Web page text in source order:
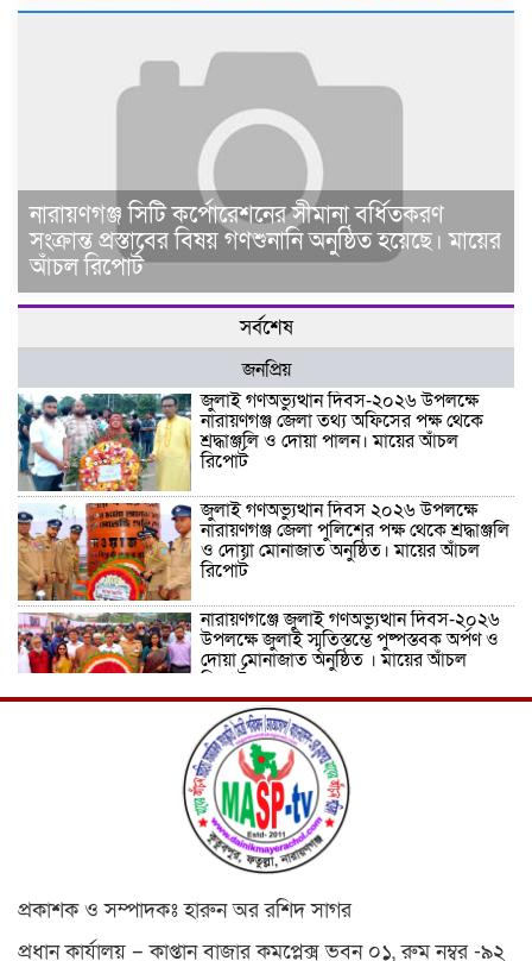
নারায়ণগঞ্জ সিটি কর্পোরেশনের সীমানা বর্ধিতকরণ
সংক্রান্ত প্রস্তাবের বিষয় গণশুনানি অনুষ্ঠিত হয়েছে। মায়ের
আঁচল রিপোর্ট
সর্বশেষ
জনপ্রিয়
জুলাই গণঅভ্যুত্থান দিবস-২০২৬ উপলক্ষে
নারায়ণগঞ্জ জেলা তথ্য অফিসের পক্ষ থেকে
শ্রদ্ধাঞ্জলি ও দোয়া পালন। মায়ের আঁচল
রিপোর্ট
জুলাই গণঅভ্যুত্থান দিবস ২০২৬ উপলক্ষে
নারায়ণগঞ্জ জেলা পুলিশের পক্ষ থেকে শ্রদ্ধাঞ্জলি
ও দোয়া মোনাজাত অনুষ্ঠিত। মায়ের আঁচল
রিপোর্ট
নারায়ণগঞ্জে জুলাই গণঅভ্যুত্থান দিবস-২০২৬
উপলক্ষে জুলাই স্মৃতিস্তম্ভে পুষ্পস্তবক অর্পণ ও
দোয়া মোনাজাত অনুষ্ঠিত । মায়ের আঁচল
রিপোর্ট
ICJ Global Media Group LLC and
SAARC Journalist Forum Sign
Strategic MoU to Strengthen Global
Journalism Cooperation/ आईसीजे
ग्लोबल मीडिया ग्रुप एलएलसी और सार्क
पत्रकार फोरम वैश्विक पत्रकारिता सहयोग को मजबूत करने के लिए
रणनीतिक समझौता ज्ञापन पर हस्ताक्षर करते हैं
निर्मित वडा कार्यालय र स्वास्थ्य चौकी भवनको
उद्घाटन/ নেপালের বীরগঞ্জ পৌরসভা ২৬ নম্বর
ওয়ার্ডের নবনির্মিত ওয়ার্ড কার্যালয় ও
প্রকাশক ও সম্পাদকঃ হারুন অর রশিদ সাগর
প্রধান কার্যালয় – কাপ্তান বাজার কমপ্লেক্স ভবন ০১, রুম নম্বর -৯২